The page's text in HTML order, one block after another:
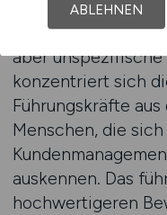
Vertriebssektor
Während
aber
konzentriert sich
Führungskräfte
Menschen, die
auskennen. Das
hochwertigeren
ABLEHNEN